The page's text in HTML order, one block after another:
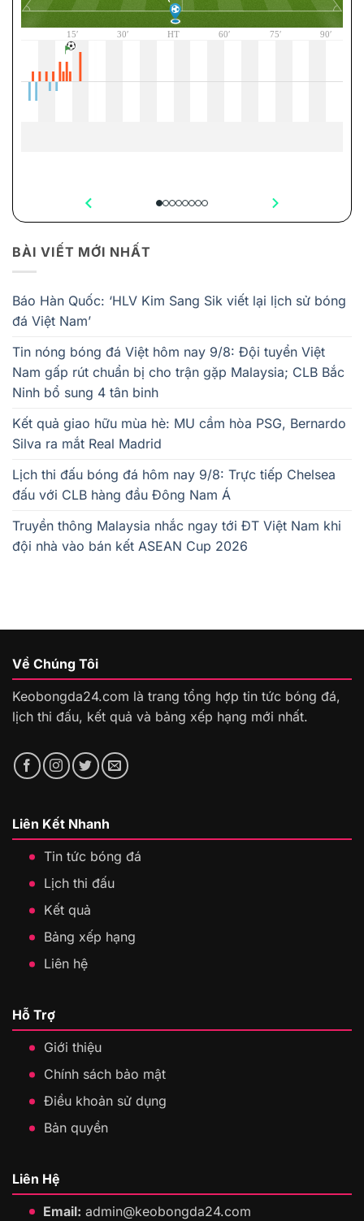
BÀI VIẾT MỚI NHẤT
Báo Hàn Quốc: ‘HLV Kim Sang Sik viết lại lịch sử bóng
đá Việt Nam’
Tin nóng bóng đá Việt hôm nay 9/8: Đội tuyển Việt
Nam gấp rút chuẩn bị cho trận gặp Malaysia; CLB Bắc
Ninh bổ sung 4 tân binh
Kết quả giao hữu mùa hè: MU cầm hòa PSG, Bernardo
Silva ra mắt Real Madrid
Lịch thi đấu bóng đá hôm nay 9/8: Trực tiếp Chelsea
đấu với CLB hàng đầu Đông Nam Á
Truyền thông Malaysia nhắc ngay tới ĐT Việt Nam khi
đội nhà vào bán kết ASEAN Cup 2026
Về Chúng Tôi
Keobongda24.com là trang tổng hợp tin tức bóng đá,
lịch thi đấu, kết quả và bảng xếp hạng mới nhất.
Liên Kết Nhanh
Tin tức bóng đá
Lịch thi đấu
Kết quả
Bảng xếp hạng
Liên hệ
Hỗ Trợ
Giới thiệu
Chính sách bảo mật
Điều khoản sử dụng
Bản quyền
Liên Hệ
Email: admin@keobongda24.com